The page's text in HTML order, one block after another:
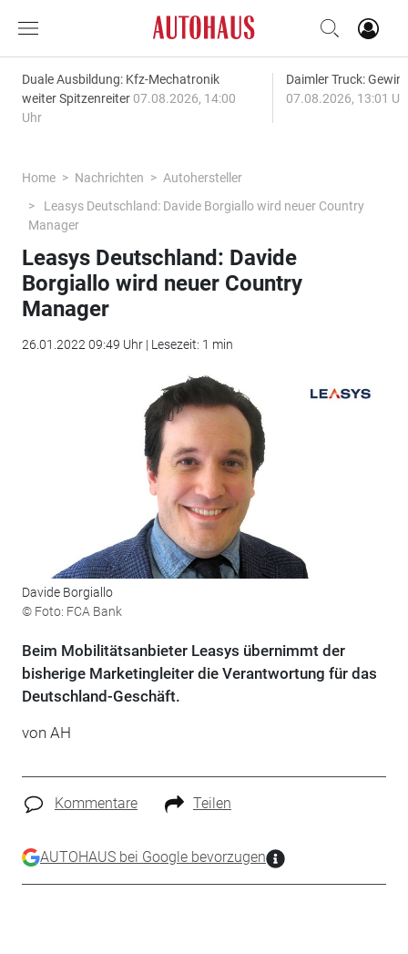
Duale Ausbildung: Kfz-Mechatronik
weiter Spitzenreiter 07.08.2026, 14:00
Uhr
Daimler Truck:
07.08.2026, 13:01
Home Nachrichten
Autohersteller
Leasys Deutschland: Davide Borgiallo wird neuer Country
Manager
Leasys Deutschland: Davide
Borgiallo wird neuer Country
Manager
26.01.2022 09:49 Uhr | Lesezeit: 1 min
Davide Borgiallo
© Foto: FCA Bank
Beim Mobilitätsanbieter Leasys übernimmt der
bisherige Marketingleiter die Verantwortung für das
Deutschland-Geschäft.
von AH
Kommentare Teilen
AUTOHAUS bei Google bevorzugen